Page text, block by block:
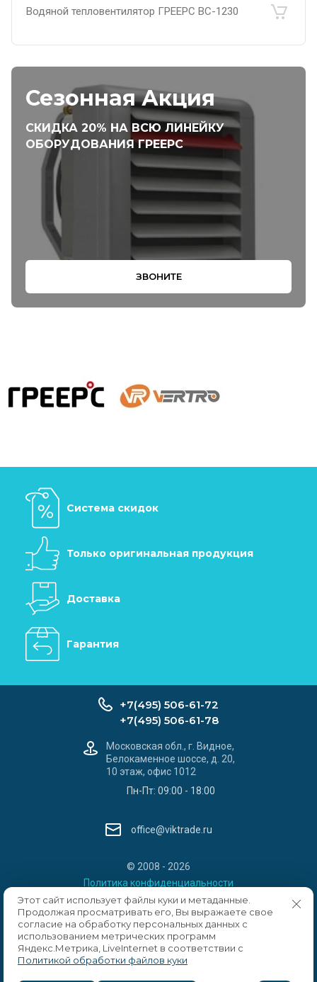
Водяной тепловентилятор ГРЕЕРС ВС-1230
Сезонная Акция
СКИДКА 20% НА ВСЮ ЛИНЕЙКУ
ОБОРУДОВАНИЯ ГРЕЕРС
ЗВОНИТЕ
Система скидок
Только оригинальная продукция
Доставка
Гарантия
© 2008 - 2026
Политика конфиденциальности
+7(495) 506-61-72
+7(495) 506-61-78
Московская обл., г. Видное,
Белокаменное шоссе, д. 20,
10 этаж, офис 1012
Пн-Пт: 09:00 - 18:00
office@viktrade.ru
Этот сайт использует файлы куки и метаданные.
Продолжая просматривать его, Вы выражаете свое
согласие на обработку персональных данных с
использованием метрических программ
Яндекс.Метрика, LiveInternet в соответствии с
Политикой обработки файлов куки